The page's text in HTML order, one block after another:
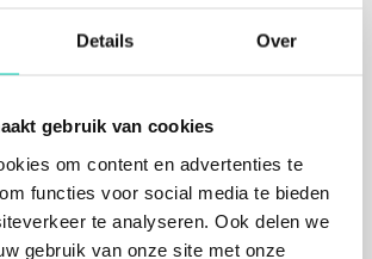
Details Over
gebruik van cookies
om content en advertenties te
functies voor social media te bieden
te analyseren. Ook delen we
gebruik van onze site met onze
opladen op eigen terrein
tot parkeren op eigen terrein,
ex btw. En kom je met een
Samen met restaurant De
ze een complete ervaring voor
of bijeenkomst.